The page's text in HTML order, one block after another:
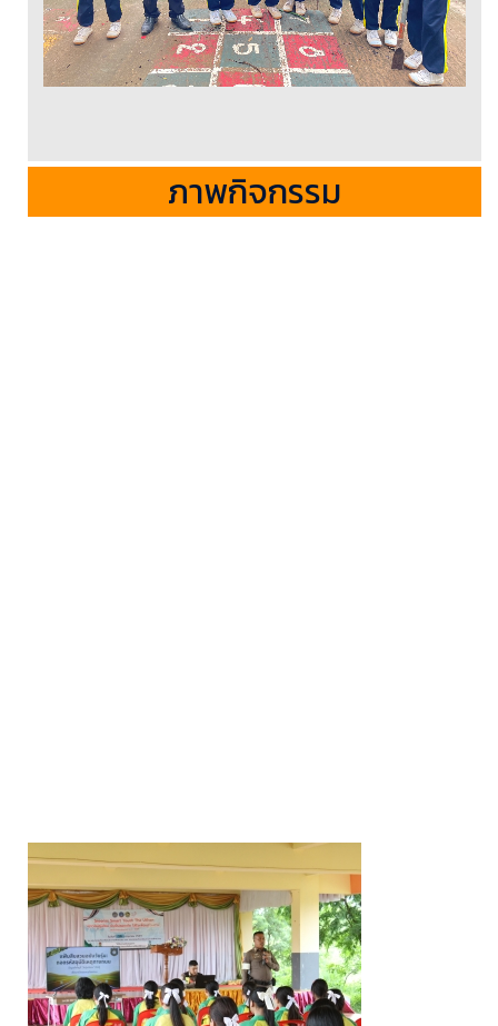
ภาพกิจกรรม